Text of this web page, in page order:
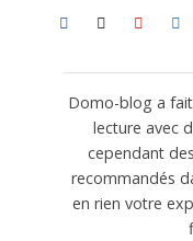
Domo-blog a
lecture avec
cependant
recommandés
en rien votre